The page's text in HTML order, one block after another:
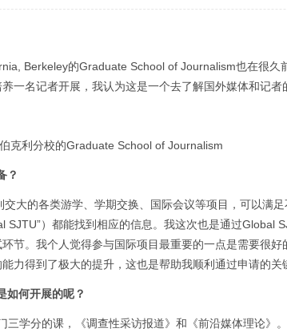
Berkeley的Graduate School of Journalism也在很久
一名记者开展，我认为这是一个去了解国外媒体和记者
克利分校的Graduate School of Journalism
？
大的各类游学、学期交换、国际会议等项目，可以满足
）都能找到相应的信息。我这次也是通过Global
节。我个人觉得参与国际项目最重要的一点是需要很好
力得到了极大的提升，这也是帮助我顺利通过申请的关
如何开展的呢？
学分的课，《调查性采访报道》和《前沿媒体理论》